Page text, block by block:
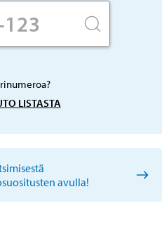
LISTASTA
avulla!